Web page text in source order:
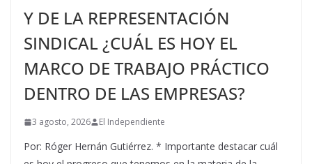
Y DE LA REPRESENTACIÓN
SINDICAL ¿CUÁL ES HOY EL
MARCO DE TRABAJO PRÁCTICO
DENTRO DE LAS EMPRESAS?
3 agosto, 2026 El Independiente
Por: Róger Hernán Gutiérrez. * Importante destacar cuál